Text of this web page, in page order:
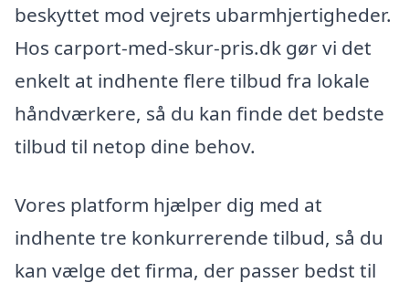
beskyttet mod vejrets ubarmhjertigheder.
Hos carport-med-skur-pris.dk gør vi det
enkelt at indhente flere tilbud fra lokale
håndværkere, så du kan finde det bedste
tilbud til netop dine behov.
Vores platform hjælper dig med at
indhente tre konkurrerende tilbud, så du
kan vælge det firma, der passer bedst til